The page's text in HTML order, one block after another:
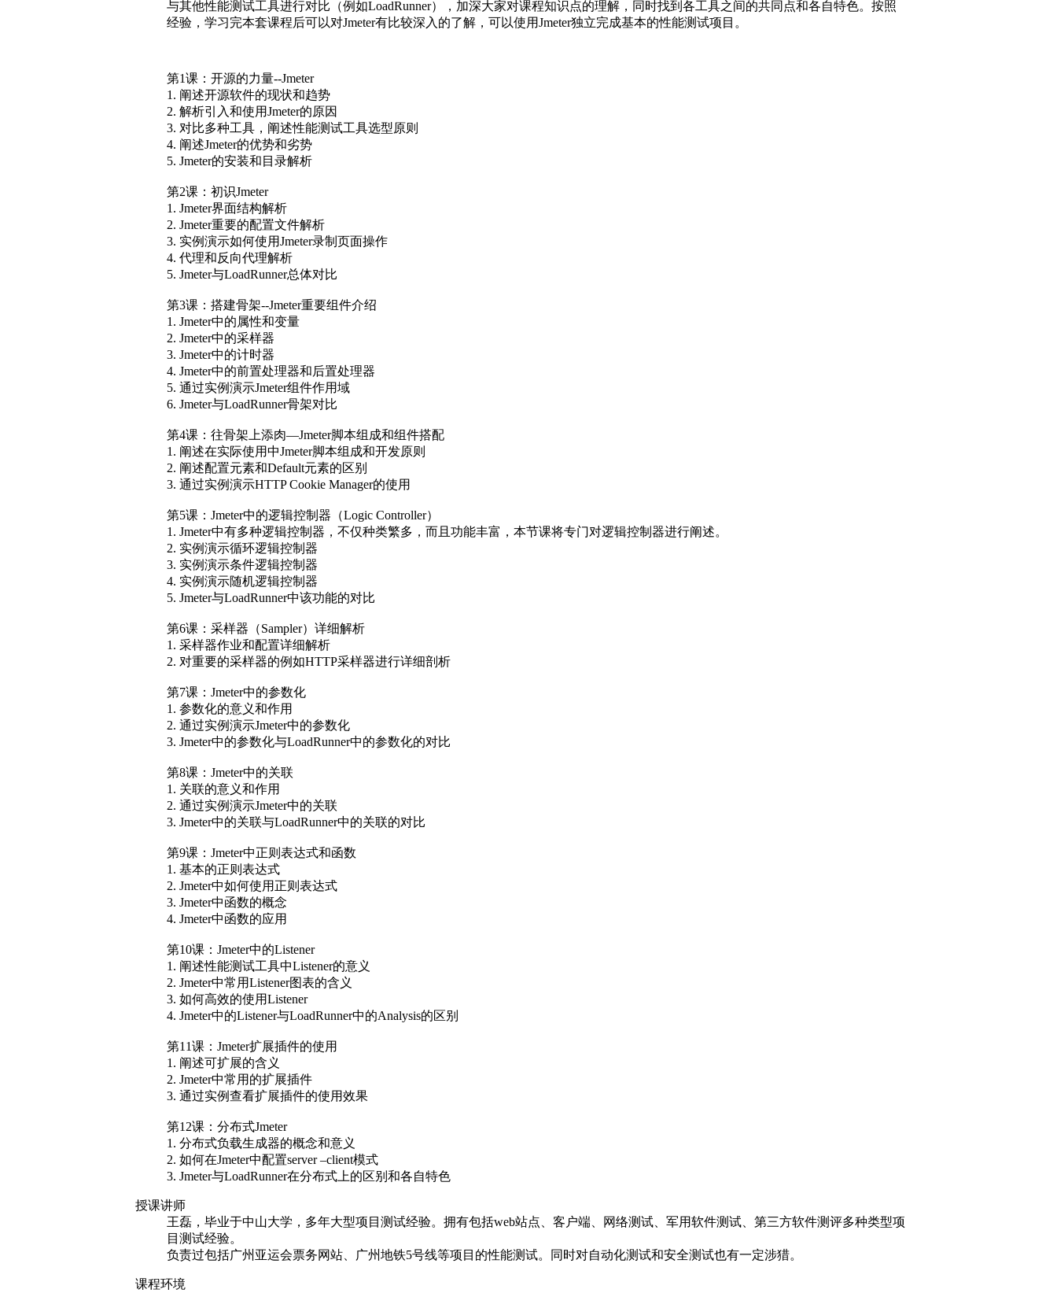
所有知识，但要学到如何获得知识的能力和方法，这样才能走的更远。在这里，你学到的将不仅仅是Jmeter。
命力的且应用广泛的性能测试工具。很多互联网公司都在逐步使用或已经使用Jmeter来主导相关的测试工作。掌握一款开源的性能测试
工具，对于测试人员的未来发展和技能提高无疑是非常有帮助的。
课程大纲
本套课程详细阐述Jmeter中各组件的基本概念和使用方法，一方面通过实例对Jmeter中各组件进行详细剖析。同时，课程中也会将Jmeter
与其他性能测试工具进行对比（例如LoadRunner），加深大家对课程知识点的理解，同时找到各工具之间的共同点和各自特色。按照
第1课：开源的力量--Jmeter
1. 阐述开源软件的现状和趋势
2. 解析引入和使用Jmeter的原因
3. 对比多种工具，阐述性能测试工具选型原则
4. 阐述Jmeter的优势和劣势
5. Jmeter的安装和目录解析
第2课：初识Jmeter
1. Jmeter界面结构解析
2. Jmeter重要的配置文件解析
3. 实例演示如何使用Jmeter录制页面操作
5. Jmeter与LoadRunner总体对比
第3课：搭建骨架--Jmeter重要组件介绍
1. Jmeter中的属性和变量
2. Jmeter中的采样器
3. Jmeter中的计时器
4. Jmeter中的前置处理器和后置处理器
5. 通过实例演示Jmeter组件作用域
6. Jmeter与LoadRunner骨架对比
第4课：往骨架上添肉—Jmeter脚本组成和组件搭配
1. 阐述在实际使用中Jmeter脚本组成和开发原则
2. 阐述配置元素和Default元素的区别
3. 通过实例演示HTTP Cookie Manager的使用
第5课：Jmeter中的逻辑控制器（Logic Controller）
1. Jmeter中有多种逻辑控制器，不仅种类繁多，而且功能丰富，本节课将专门对逻辑控制器进行阐述。
2. 实例演示循环逻辑控制器
3. 实例演示条件逻辑控制器
4. 实例演示随机逻辑控制器
第6课：采样器（Sampler）详细解析
1. 采样器作业和配置详细解析
2. 对重要的采样器的例如HTTP采样器进行详细剖析
第7课：Jmeter中的参数化
1. 参数化的意义和作用
2. 通过实例演示Jmeter中的参数化
3. Jmeter中的参数化与LoadRunner中的参数化的对比
1. 关联的意义和作用
2. 通过实例演示Jmeter中的关联
3. Jmeter中的关联与LoadRunner中的关联的对比
第9课：Jmeter中正则表达式和函数
2. Jmeter中如何使用正则表达式
3. Jmeter中函数的概念
4. Jmeter中函数的应用
第10课：Jmeter中的Listener
1. 阐述性能测试工具中Listener的意义
2. Jmeter中常用Listener图表的含义
3. 如何高效的使用Listener
4. Jmeter中的Listener与LoadRunner中的Analysis的区别
第11课：Jmeter扩展插件的使用
1. 阐述可扩展的含义
2. Jmeter中常用的扩展插件
3. 通过实例查看扩展插件的使用效果
第12课：分布式Jmeter